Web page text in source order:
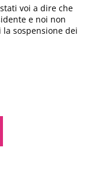
voi a dire che
e noi non
sospensione dei